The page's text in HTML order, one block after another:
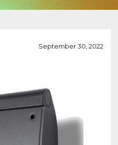
September 30, 2022